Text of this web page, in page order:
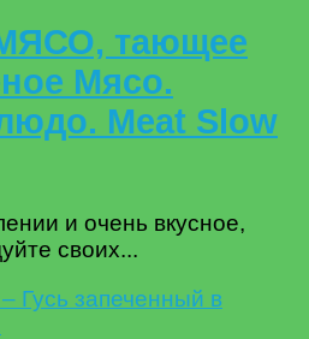
тающее
Мясо.
Meat Slow
и очень вкусное,
своих...